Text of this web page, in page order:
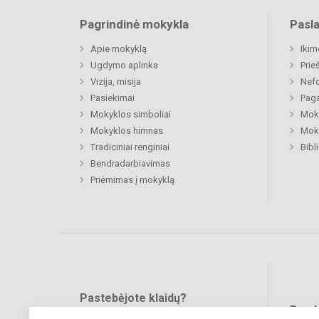
Pagrindinė mokykla
Apie mokyklą
Ugdymo aplinka
Vizija, misija
Pasiekimai
Mokyklos simboliai
Mokyklos himnas
Tradiciniai renginiai
Bendradarbiavimas
Priėmimas į mokyklą
Pastebėjote klaidų?